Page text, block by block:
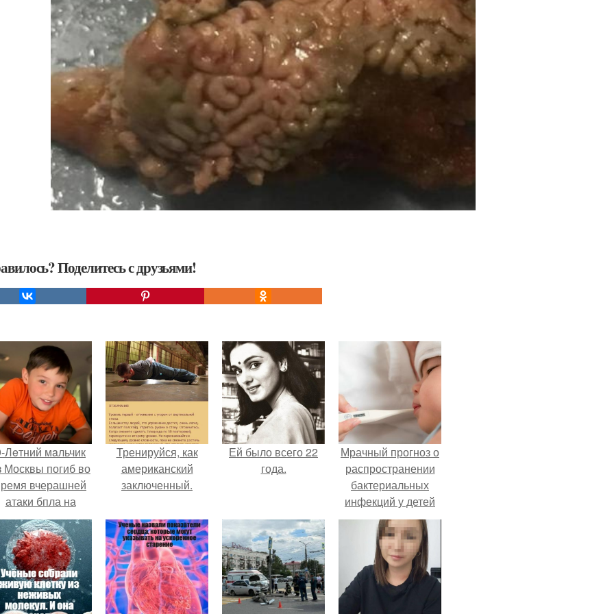
Поделитесь с друзьями!
Лeтний мaльчик
Москвы погиб во
вчерашней
атаки бпла на
пляже под
Геленджиком.
Тренируйся, как
американский
заключенный.
Ей было всего 22
года.
Мрачный прогноз о
распространении
бактериальных
инфекций у детей
вышел.